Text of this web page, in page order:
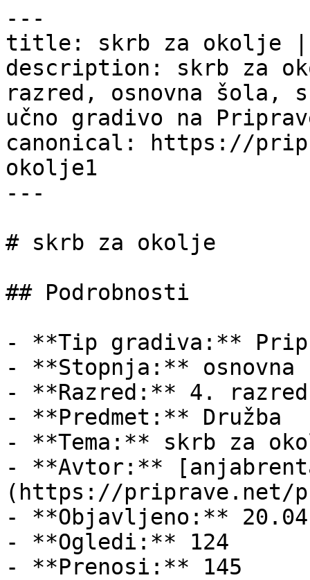
---
title: skrb za okolje |
description: skrb za
razred, osnovna šola,
učno gradivo na
canonical: https://
okolje1
---
# skrb za okolje
## Podrobnosti
- **Tip gradiva:**
- **Stopnja:** osnovna
- **Razred:** 4. razred
- **Predmet:** Družba
- **Tema:** skrb za
- **Avtor:**
(https://priprave.net/
- **Objavljeno:**
- **Ogledi:** 124
- **Prenosi:** 145